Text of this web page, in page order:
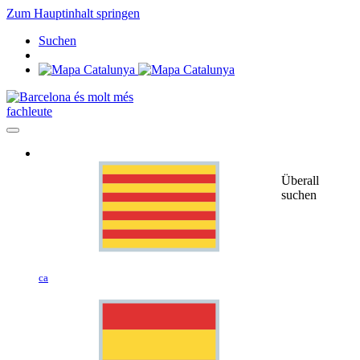
Zum Hauptinhalt springen
Suchen
fachleute
ca
Überall
suchen